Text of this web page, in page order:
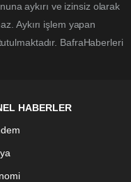
aykırı ve izinsiz olarak
Aykırı işlem yapan
BafraHaberleri
HABERLER